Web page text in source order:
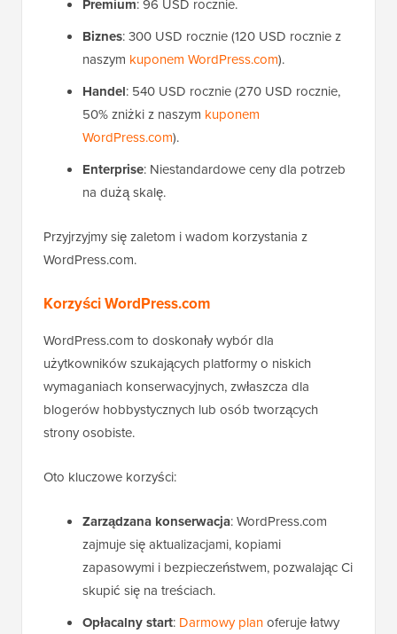
Premium: 96 USD rocznie.
Biznes: 300 USD rocznie (120 USD rocznie z
naszym kuponem WordPress.com).
Handel: 540 USD rocznie (270 USD rocznie,
50% zniżki z naszym kuponem
WordPress.com).
Enterprise: Niestandardowe ceny dla potrzeb
na dużą skalę.
Przyjrzyjmy się zaletom i wadom korzystania z
WordPress.com.
Korzyści WordPress.com
WordPress.com to doskonały wybór dla
użytkowników szukających platformy o niskich
wymaganiach konserwacyjnych, zwłaszcza dla
blogerów hobbystycznych lub osób tworzących
strony osobiste.
Oto kluczowe korzyści:
Zarządzana konserwacja: WordPress.com
zajmuje się aktualizacjami, kopiami
zapasowymi i bezpieczeństwem, pozwalając Ci
skupić się na treściach.
Opłacalny start: Darmowy planoferuje łatwy